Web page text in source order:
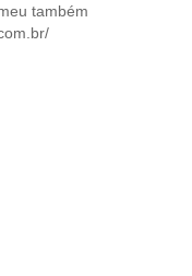
também